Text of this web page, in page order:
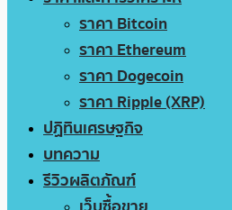
ราคา Bitcoin
ราคา Ethereum
ราคา Dogecoin
ราคา Ripple (XRP)
ปฏิทินเศรษฐกิจ
บทความ
รีวิวผลิตภัณฑ์